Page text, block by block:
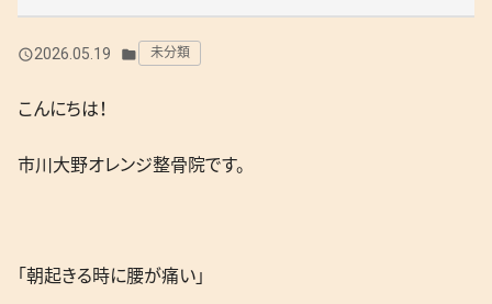
query_builder2026.05.19 folder 未分類
こんにちは！
市川大野オレンジ整骨院です。
「朝起きる時に腰が痛い」